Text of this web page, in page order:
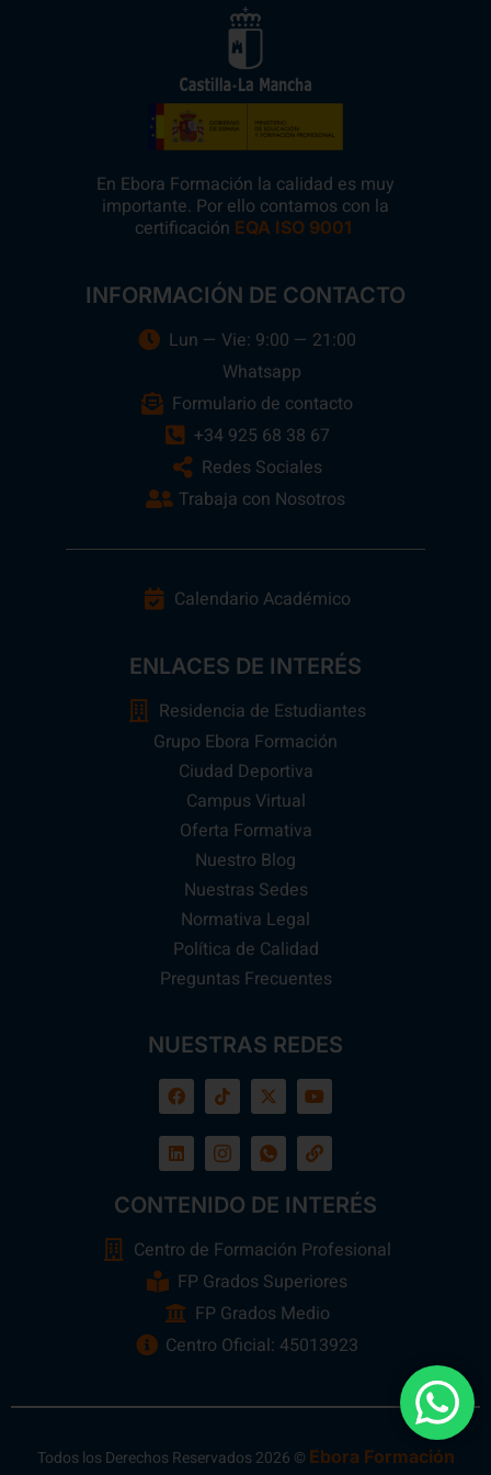
En Ebora Formación la calidad es muy
importante. Por ello contamos con la
certificación EQA ISO 9001
INFORMACIÓN DE CONTACTO
Lun — Vie: 9:00 — 21:00
Whatsapp
Formulario de contacto
+34 925 68 38 67
Redes Sociales
Trabaja con Nosotros
Calendario Académico
ENLACES DE INTERÉS
Residencia de Estudiantes
Grupo Ebora Formación
Ciudad Deportiva
Campus Virtual
Oferta Formativa
Nuestro Blog
Nuestras Sedes
Normativa Legal
Política de Calidad
Preguntas Frecuentes
NUESTRAS REDES
CONTENIDO DE INTERÉS
Centro de Formación Profesional
FP Grados Superiores
FP Grados Medio
Centro Oficial: 45013923
Todos los Derechos Reservados 2026 © Ebora Formación